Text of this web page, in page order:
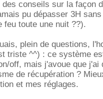
conseils sur la façon
pu dépasser 3H
feu toute une nuit ??).
plein de questions,
triste ^^) : ce système
off, mais j'avoue que
de récupération ?
et mes réglages.